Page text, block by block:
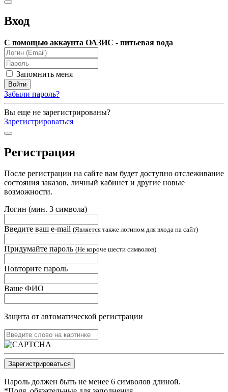
Вход
С помощью аккаунта ОАЗИС - питьевая вода
Запомнить меня
Забыли пароль?
Вы еще не зарегистрированы?
Зарегистрироваться
Регистрация
После регистрации на сайте вам будет доступно отслеживание
состояния заказов, личный кабинет и другие новые
возможности.
Логин (мин. 3 символа)
Введите ваш e-mail (Является также логином для входа на сайт)
Придумайте пароль (Не короче шести символов)
Повторите пароль
Ваше ФИО
Защита от автоматической регистрации
Пароль должен быть не менее 6 символов длиной.